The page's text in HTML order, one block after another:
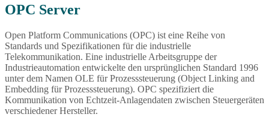
OPC Server
Open Platform Communications (OPC) ist eine Reihe von
Standards und Spezifikationen für die industrielle
Telekommunikation. Eine industrielle Arbeitsgruppe der
Industrieautomation entwickelte den ursprünglichen Standard 1996
unter dem Namen OLE für Prozesssteuerung (Object Linking and
Embedding für Prozesssteuerung). OPC spezifiziert die
Kommunikation von Echtzeit-Anlagendaten zwischen Steuergeräten
verschiedener Hersteller.